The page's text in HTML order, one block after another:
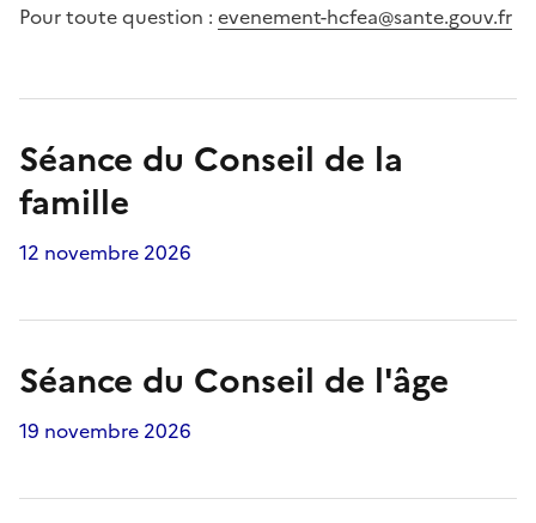
Pour toute question : evenement-hcfea@sante.gouv.fr
Séance du Conseil de la
famille
12 novembre 2026
Séance du Conseil de l'âge
19 novembre 2026